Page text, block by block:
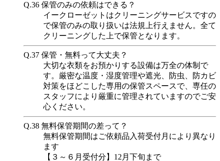
Q.36 保管のみの依頼はできる？
イークローゼットはクリーニングサービスですの
で保管のみの取り扱いは法規上行えません。全て
クリーニングした上で保管となります。
Q.37 保管・無料って大丈夫？
大切な衣類をお預かりする設備は万全の体制で
す。厳密な温度・湿度管理や遮光、防虫、防カビ
対策をほどこした専用の保管スペースで、専任の
スタッフにより厳重に管理されていますのでご安
心ください。
Q.38 無料保管期間の差って？
無料保管期間はご依頼品入荷受付月により異なり
ます
【３～６月受付分】12月下旬まで